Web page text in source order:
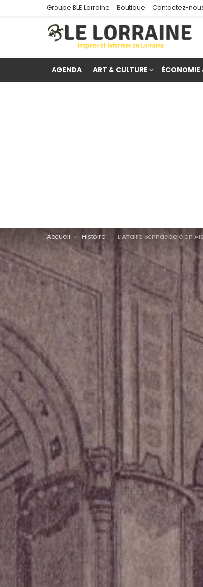
Groupe BLE Lorraine Boutique Contactez-
AGENDA ART & CULTURE ÉCONOMIE
You are here:
Accueil Histoire L’Affaire Schnaebelé en